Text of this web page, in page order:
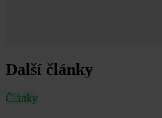
Další články
Články